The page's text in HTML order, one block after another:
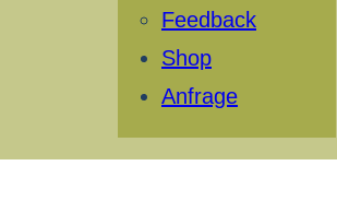
Feedback
Shop
Anfrage